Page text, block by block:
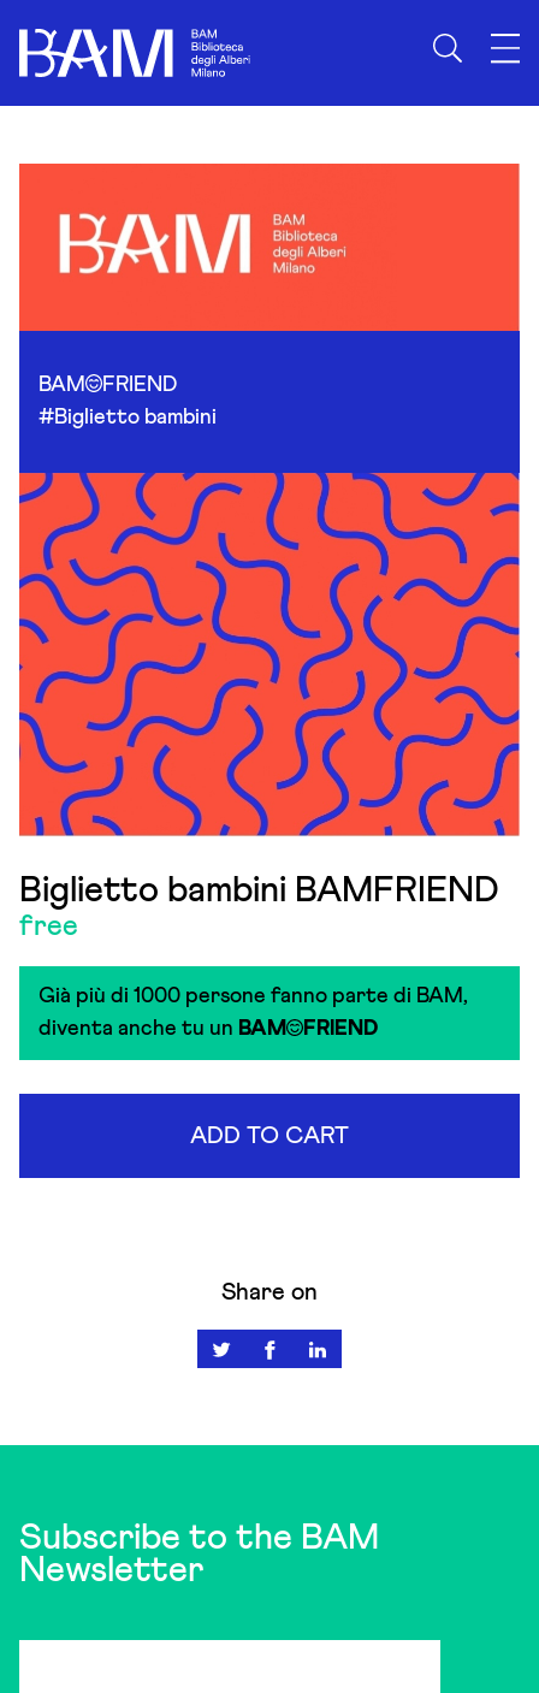
BAM
FRIEND
#Biglietto bambini
Biglietto bambini BAMFRIEND
free
Già più di 1000 persone fanno parte di BAM,
diventa anche tu un BAM FRIEND
ADD TO CART
Share on
Subscribe to the BAM
Newsletter